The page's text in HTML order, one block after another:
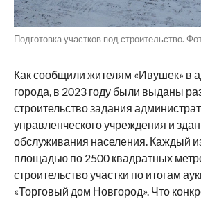
Подготовка участков под строительство.
Как сообщили жителям «Ивушек» в
города, в 2023 году были выданы
строительство задания
управленческого учреждения и
обслуживания населения. Каждый
площадью по 2500 квадратных
строительство участки по итогам
«Торговый дом Новгород». Что